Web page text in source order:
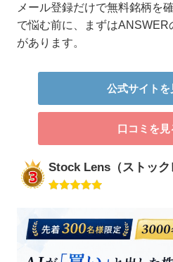
メール登録だけで無料銘柄を
で悩む前に、まずはANSWER
があります。
公式サイトを
口コミを見
Stock Lens（ストック